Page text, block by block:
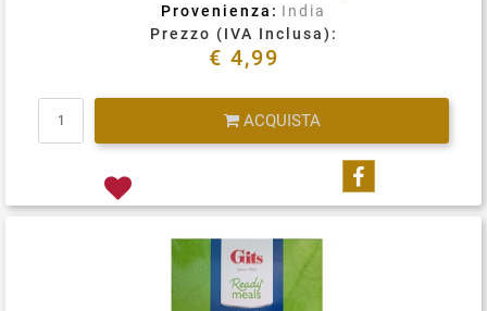
Provenienza: India
Prezzo (IVA Inclusa):
€ 4,99
ACQUISTA
Condividi su